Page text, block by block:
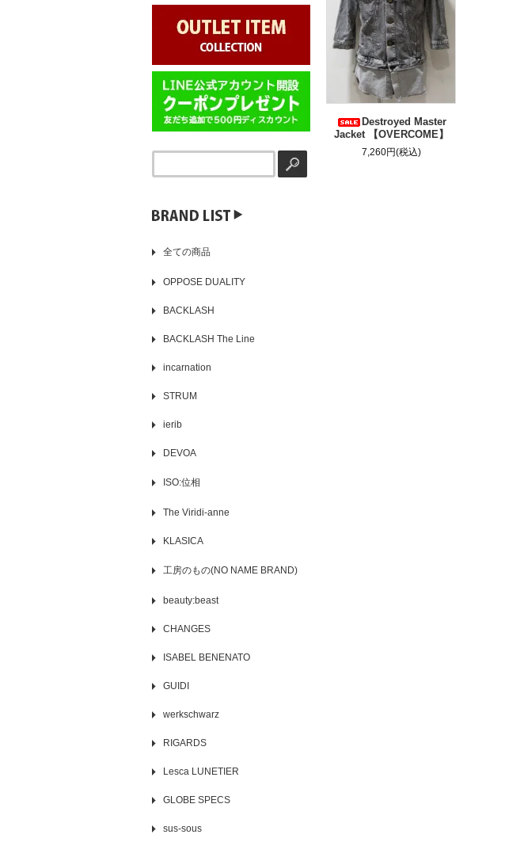
Destroyed Master
Jacket 【OVERCOME】
7,260円(税込)
▶️
全ての商品
OPPOSE DUALITY
BACKLASH
BACKLASH The Line
incarnation
STRUM
ierib
DEVOA
ISO:位相
The Viridi-anne
KLASICA
工房のもの(NO NAME BRAND)
beauty:beast
CHANGES
ISABEL BENENATO
GUIDI
werkschwarz
RIGARDS
Lesca LUNETIER
GLOBE SPECS
sus-sous